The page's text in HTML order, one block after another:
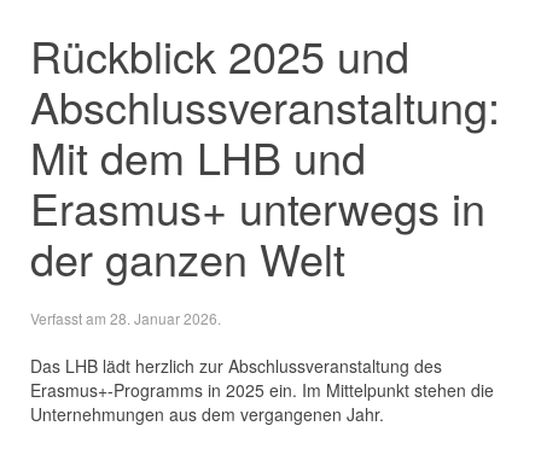
Rückblick 2025 und
Abschlussveranstaltung:
Mit dem LHB und
Erasmus+ unterwegs in
der ganzen Welt
Verfasst am 28. Januar 2026
Das LHB lädt herzlich zur Abschlussveranstaltung des
Erasmus+-Programms in 2025 ein. Im Mittelpunkt stehen die
Unternehmungen aus dem vergangenen Jahr.